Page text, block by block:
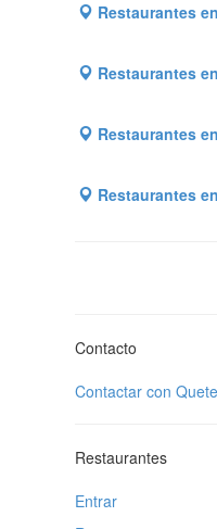
Restaurantes
Restaurantes
Restaurantes
Restaurantes
Contacto
Contactar con
Restaurantes
Entrar